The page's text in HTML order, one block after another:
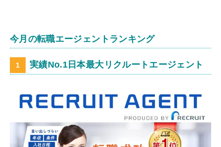
今月の転職エージェントランキング
実績No.1日本最大リクルートエージェント